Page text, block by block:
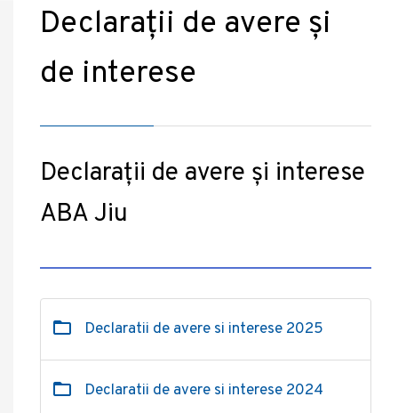
Declarații de avere și
de interese
Declarații de avere și interese
ABA Jiu
Declaratii de avere si interese 2025
Declaratii de avere si interese 2024